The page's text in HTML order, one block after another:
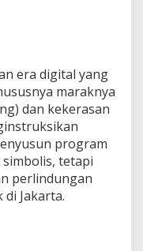
era digital yang
maraknya
dan kekerasan
program
tetapi
perlindungan
Jakarta.